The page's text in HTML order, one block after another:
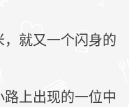
就又一个闪身的
上出现的一位中